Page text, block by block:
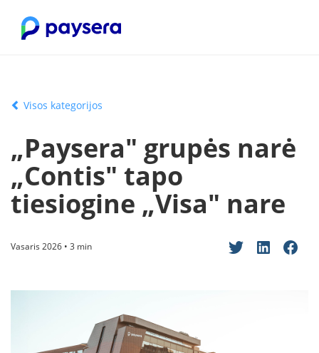
Visos kategorijos
„Paysera" grupės narė
„Contis" tapo
tiesiogine „Visa" nare
Vasaris 2026 • 3 min